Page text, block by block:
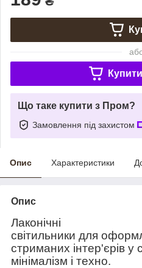
Що таке купити з Пром?
Замовлення під захистом
Опис Характеристики
Опис
Лаконічні
світильники для
стриманих інтер'єрів у
мінімалізм і техно.